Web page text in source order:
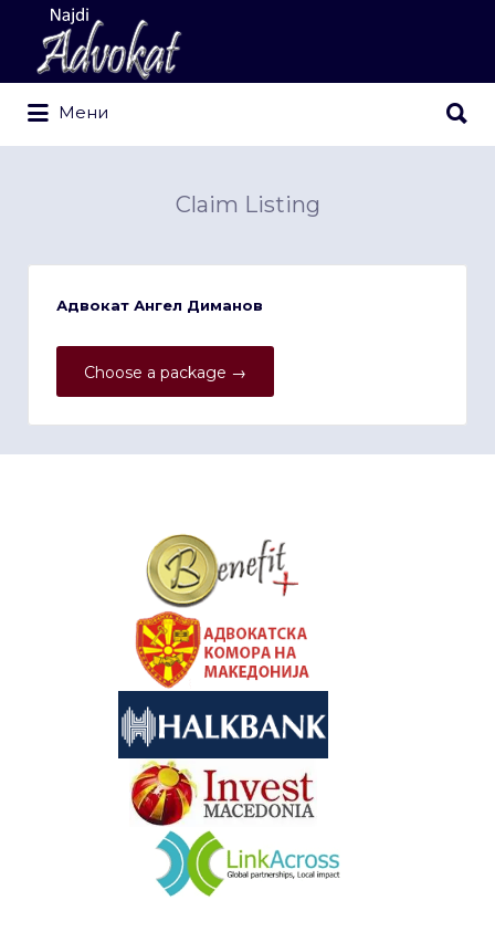
Search
for:
Мени
for:
Claim Listing
Адвокат Ангел Диманов